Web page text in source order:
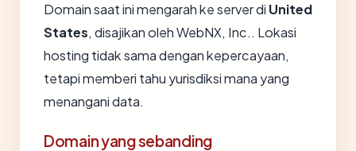
Domain saat ini mengarah ke server di United
States, disajikan oleh WebNX, Inc.. Lokasi
hosting tidak sama dengan kepercayaan,
tetapi memberi tahu yurisdiksi mana yang
menangani data.
Domain yang sebanding